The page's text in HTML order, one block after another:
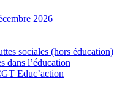
2026
sociales (hors éducation)
dans l’éducation
Educ’action